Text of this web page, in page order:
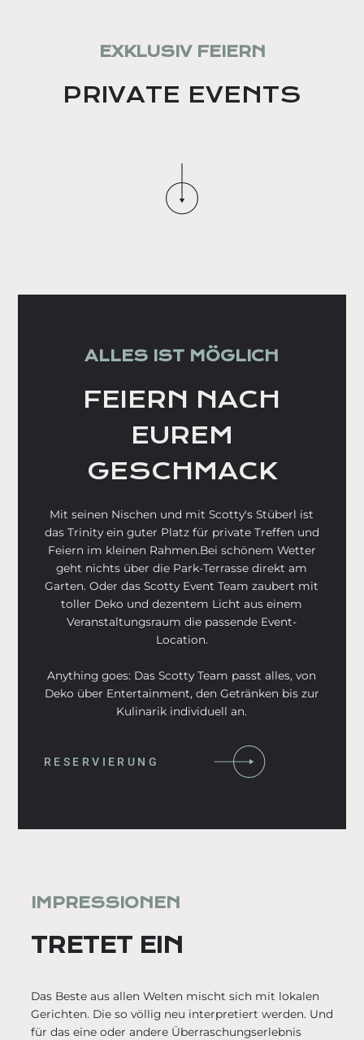
EXKLUSIV FEIERN
PRIVATE EVENTS
ALLES IST MÖGLICH
FEIERN NACH
EUREM
GESCHMACK
Mit seinen Nischen und mit Scotty's Stüberl ist
das Trinity ein guter Platz für private Treffen und
Feiern im kleinen Rahmen.Bei schönem Wetter
geht nichts über die Park-Terrasse direkt am
Garten. Oder das Scotty Event Team zaubert mit
toller Deko und dezentem Licht aus einem
Veranstaltungsraum die passende Event-
Location.
Anything goes: Das Scotty Team passt alles, von
Deko über Entertainment, den Getränken bis zur
Kulinarik individuell an.
RESERVIERUNG
IMPRESSIONEN
TRETET EIN
Das Beste aus allen Welten mischt sich mit lokalen
Gerichten. Die so völlig neu interpretiert werden. Und
für das eine oder andere Überraschungserlebnis